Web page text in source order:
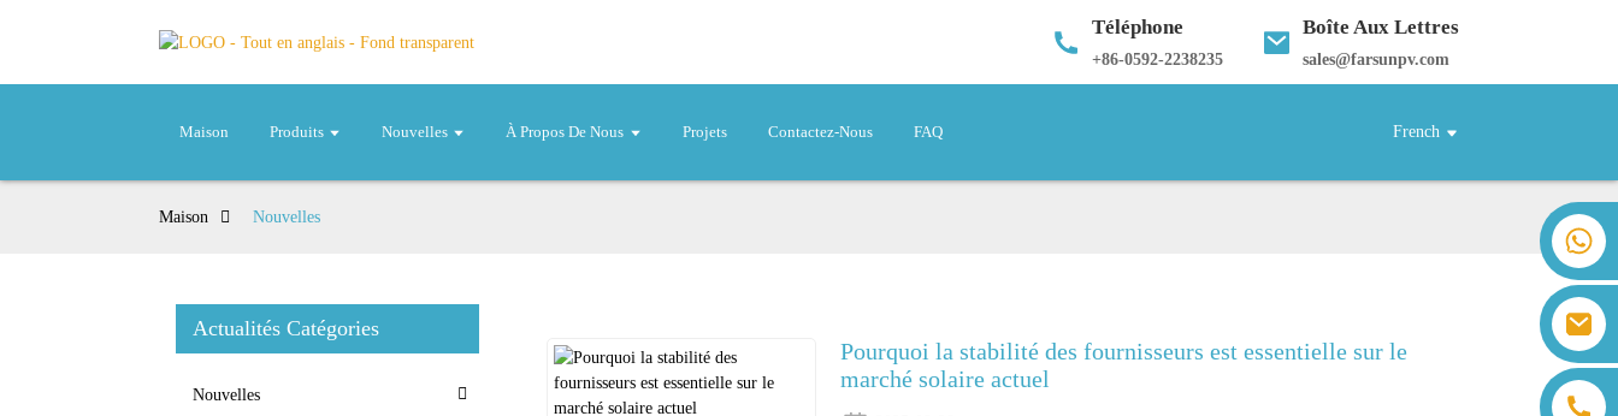
Téléphone
+86-0592-2238235
Boîte Aux Lettres
sales@farsunpv.com
Maison Produits Nouvelles À Propos De Nous Projets Contactez-Nous FAQ French
sanborn.guo@farsunpv.com
Maison Nouvelles
Actualités Catégories
Nouvelles
Pourquoi la stabilité des fournisseurs est essentielle sur le
marché solaire actuel